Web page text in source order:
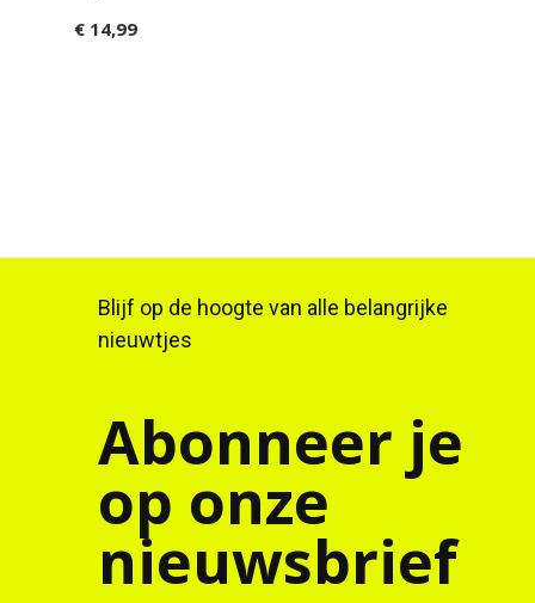
€ 14,99
Blijf op de hoogte van alle belangrijke
nieuwtjes
Abonneer je
op onze
nieuwsbrief